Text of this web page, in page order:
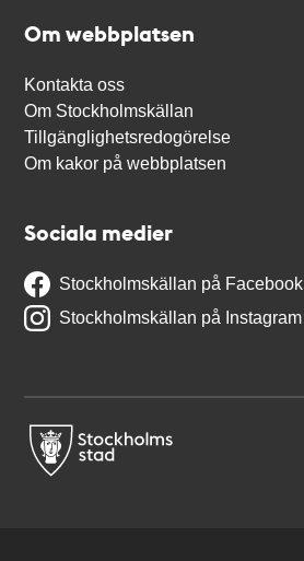
Om webbplatsen
Kontakta oss
Om Stockholmskällan
Tillgänglighetsredogörelse
Om kakor på webbplatsen
Sociala medier
Stockholmskällan på Facebook
Stockholmskällan på Instagram